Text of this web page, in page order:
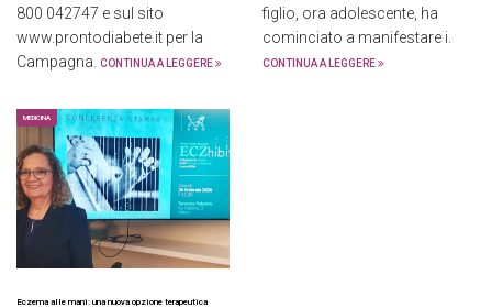
800 042747 e sul sito
www.prontodiabete.it per la
Campagna.
CONTINUA A LEGGERE
figlio, ora adolescente, ha
cominciato a manifestare i.
CONTINUA A LEGGERE
MEDICINA
Eczema alle mani: una nuova opzione terapeutica